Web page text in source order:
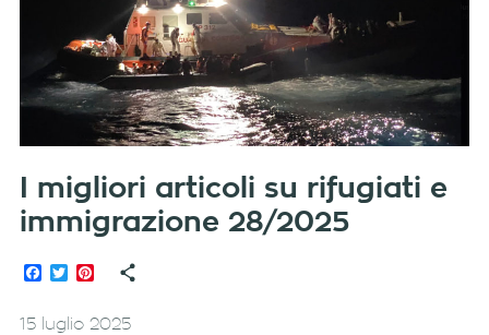
I migliori articoli su rifugiati e
immigrazione 28/2025
Facebook
TwitterPinterest
15 luglio 2025